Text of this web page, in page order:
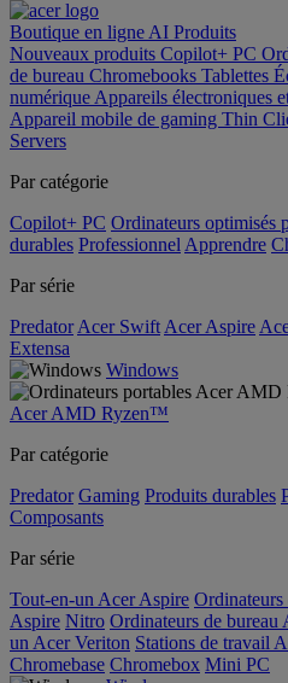
Boutique en ligne AI Produits
Nouveaux produits Copilot+ PC
de bureau Chromebooks Tablettes
numérique Appareils électroniques
Appareil mobile de gaming Thin
Servers
Par catégorie
Copilot+ PC Ordinateurs optimisés
durables Professionnel Apprendre
Par série
Predator Acer Swift Acer Aspire
Extensa
Windows
Acer AMD Ryzen™
Par catégorie
Predator Gaming Produits durables
Composants
Par série
Tout-en-un Acer Aspire Ordinateurs
Aspire Nitro Ordinateurs de bureau
un Acer Veriton Stations de travail
Chromebase Chromebox Mini PC